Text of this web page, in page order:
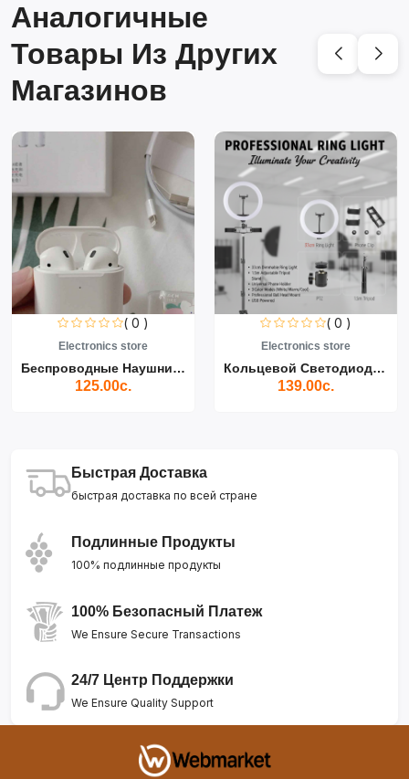
Аналогичные
Товары Из Других
Магазинов
( 0 )
Electronics store
Беспроводные Наушники Air...
125.00с.
( 0 )
Electronics store
Кольцевой Светодиодный Св...
139.00с.
Быстрая Доставка
быстрая доставка по всей стране
Подлинные Продукты
100% подлинные продукты
100% Безопасный Платеж
We Ensure Secure Transactions
24/7 Центр Поддержки
We Ensure Quality Support